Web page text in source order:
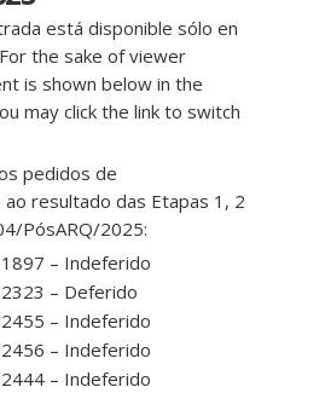
está disponible sólo en
the sake of viewer
is shown below in the
may click the link to switch
pedidos de
resultado das Etapas 1, 2
PósARQ/2025:
– Indeferido
– Deferido
– Indeferido
– Indeferido
– Indeferido